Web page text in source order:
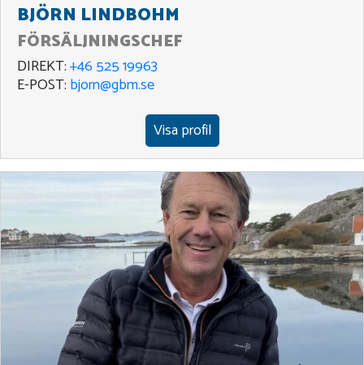
BJÖRN LINDBOHM
FÖRSÄLJNINGSCHEF
DIREKT:+46 525 19963
E-POST: bjorn@gbm.se
Visa profil